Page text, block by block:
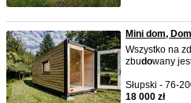
Mini dom,
Wszystko na
zbudowany
Słupski - 76-
18 000 zł